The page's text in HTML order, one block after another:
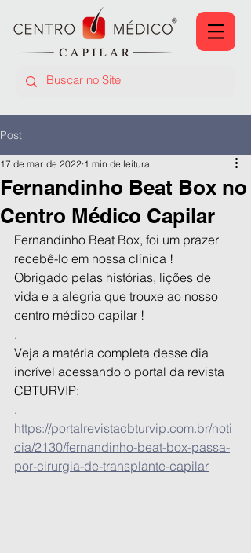
Post
Fernandinho Beat Box no
Centro Médico Capilar
17 de mar. de 2022 1 min de leitura
Fernandinho Beat Box, foi um prazer
recebê-lo em nossa clínica !
Obrigado pelas histórias, lições de
vida e a alegria que trouxe ao nosso
centro médico capilar !
.
Veja a matéria completa desse dia
incrível acessando o portal da revista
CBTURVIP:
.
https://portalrevistacbturvip.com.br/noti
cia/2130/fernandinho-beat-box-passa-
por-cirurgia-de-transplante-capilar